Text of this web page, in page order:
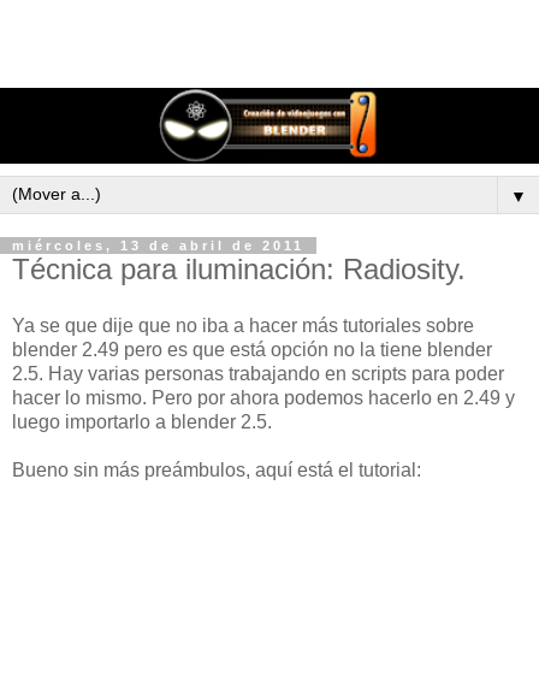
▼
miércoles, 13 de abril de 2011
Técnica para iluminación: Radiosity.
Ya se que dije que no iba a hacer más tutoriales sobre
blender 2.49 pero es que está opción no la tiene blender
2.5. Hay varias personas trabajando en scripts para poder
hacer lo mismo. Pero por ahora podemos hacerlo en 2.49 y
luego importarlo a blender 2.5.
Bueno sin más preámbulos, aquí está el tutorial: